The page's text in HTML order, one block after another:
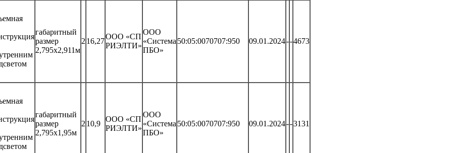
габаритный
размер
2,795х2,911м
2 16,27
ООО «СП
РИЭЛТИ»
ООО
«Система
ПБО»
50:05:0070707:950 09.01.2024--4673
габаритный
размер
2,795х1,95м
2 10,9
ООО «СП
РИЭЛТИ»
ООО
«Система
ПБО»
50:05:0070707:950 09.01.2024--3131